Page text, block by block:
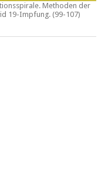
Methoden der
19-Impfung. (99-107)